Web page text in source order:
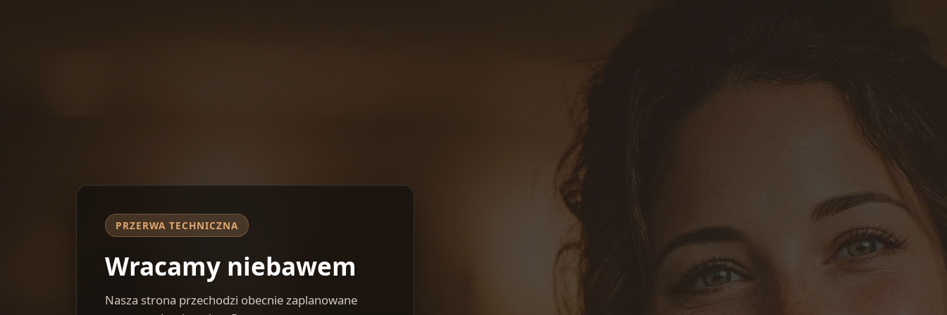
PRZERWA TECHNICZNA
Wracamy niebawem
Nasza strona przechodzi obecnie zaplanowane